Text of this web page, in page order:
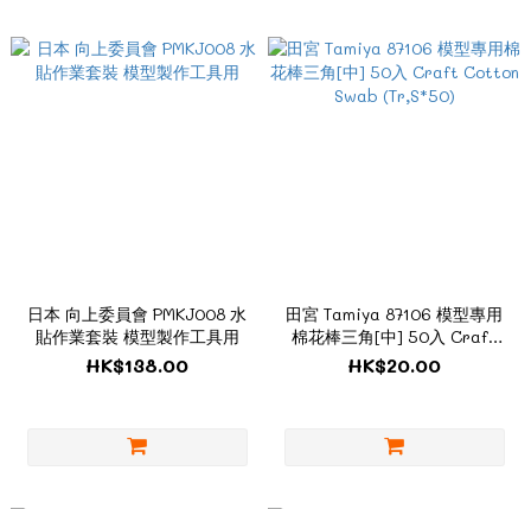
日本 向上委員會 PMKJ008 水
貼作業套裝 模型製作工具用
HK$138.00
田宮 Tamiya 87106 模型專用
棉花棒三角[中] 50入 Craft
Cotton Swab (Tr,S*50)
HK$20.00